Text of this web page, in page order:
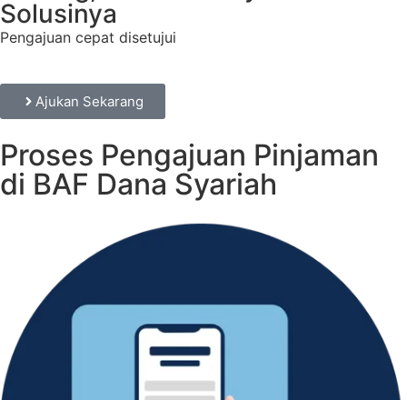
Solusinya
Pengajuan cepat disetujui
Ajukan Sekarang
Proses Pengajuan Pinjaman
di BAF Dana Syariah